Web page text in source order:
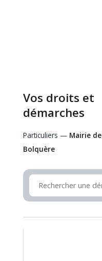
Vos droits et
démarches
Particuliers — Mairie de
Bolquère